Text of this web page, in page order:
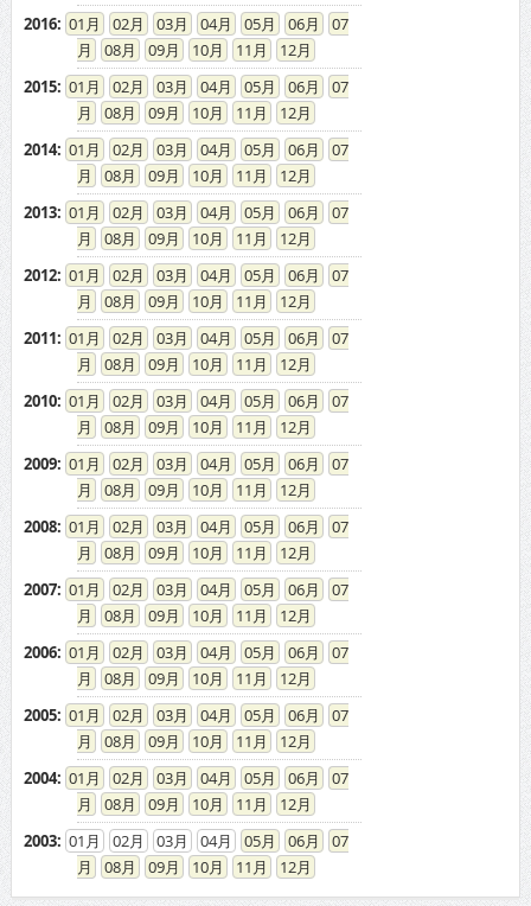
2016: 01 02 03 04 05 06
07
08
09 10 11
12
2015: 01 02 03 04 05 06
07
08
09 10 11
12
2014: 01 02 03 04 05 06
07
08
09 10 11
12
2013: 01 02 03 04 05 06
07
08
09 10 11
12
2012: 01 02 03 04 05 06
07
08
09 10 11
12
2011: 01 02 03 04 05 06
07
08
09 10 11
12
2010: 01 02 03 04 05 06
07
08
09 10 11
12
2009: 01 02 03 04 05 06
07
08
09 10 11
12
2008: 01 02 03 04 05 06
07
08
09 10 11
12
2007: 01 02 03 04 05 06
07
08
09 10 11
12
2006: 01 02 03 04 05 06
07
08
09 10 11
12
2005: 01 02 03 04 05 06
07
08
09 10 11
12
2004: 01 02 03 04 05 06
07
08
09 10 11
12
2003: 01 02 03 04 05 06
07
08
09 10 11 12